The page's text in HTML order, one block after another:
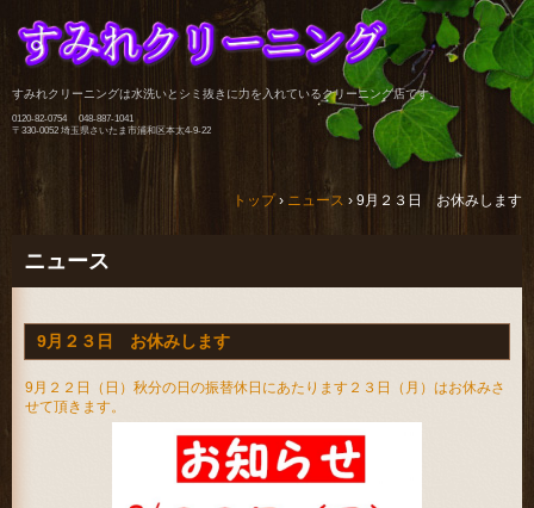
すみれクリーニングは水洗いとシミ抜きに力を入れているクリーニング店です。
0120-82-0754 048-887-1041
〒330-0052 埼玉県さいたま市浦和区本太4-9-22
トップ› ニュース › 9月２３日 お休みします
ニュース
9月２３日 お休みします
9月２２日（日）秋分の日の振替休日にあたります２３日（月）はお休みさ
せて頂きます。